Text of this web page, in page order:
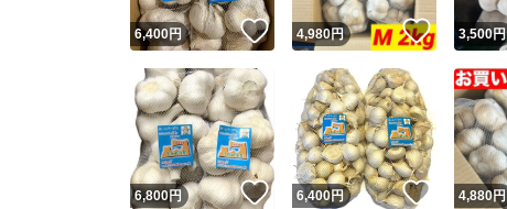
6,400円 いいね！
4,980円 いいね！
3,500円
6,800円 いいね！
6,400円 いいね！
4,880円